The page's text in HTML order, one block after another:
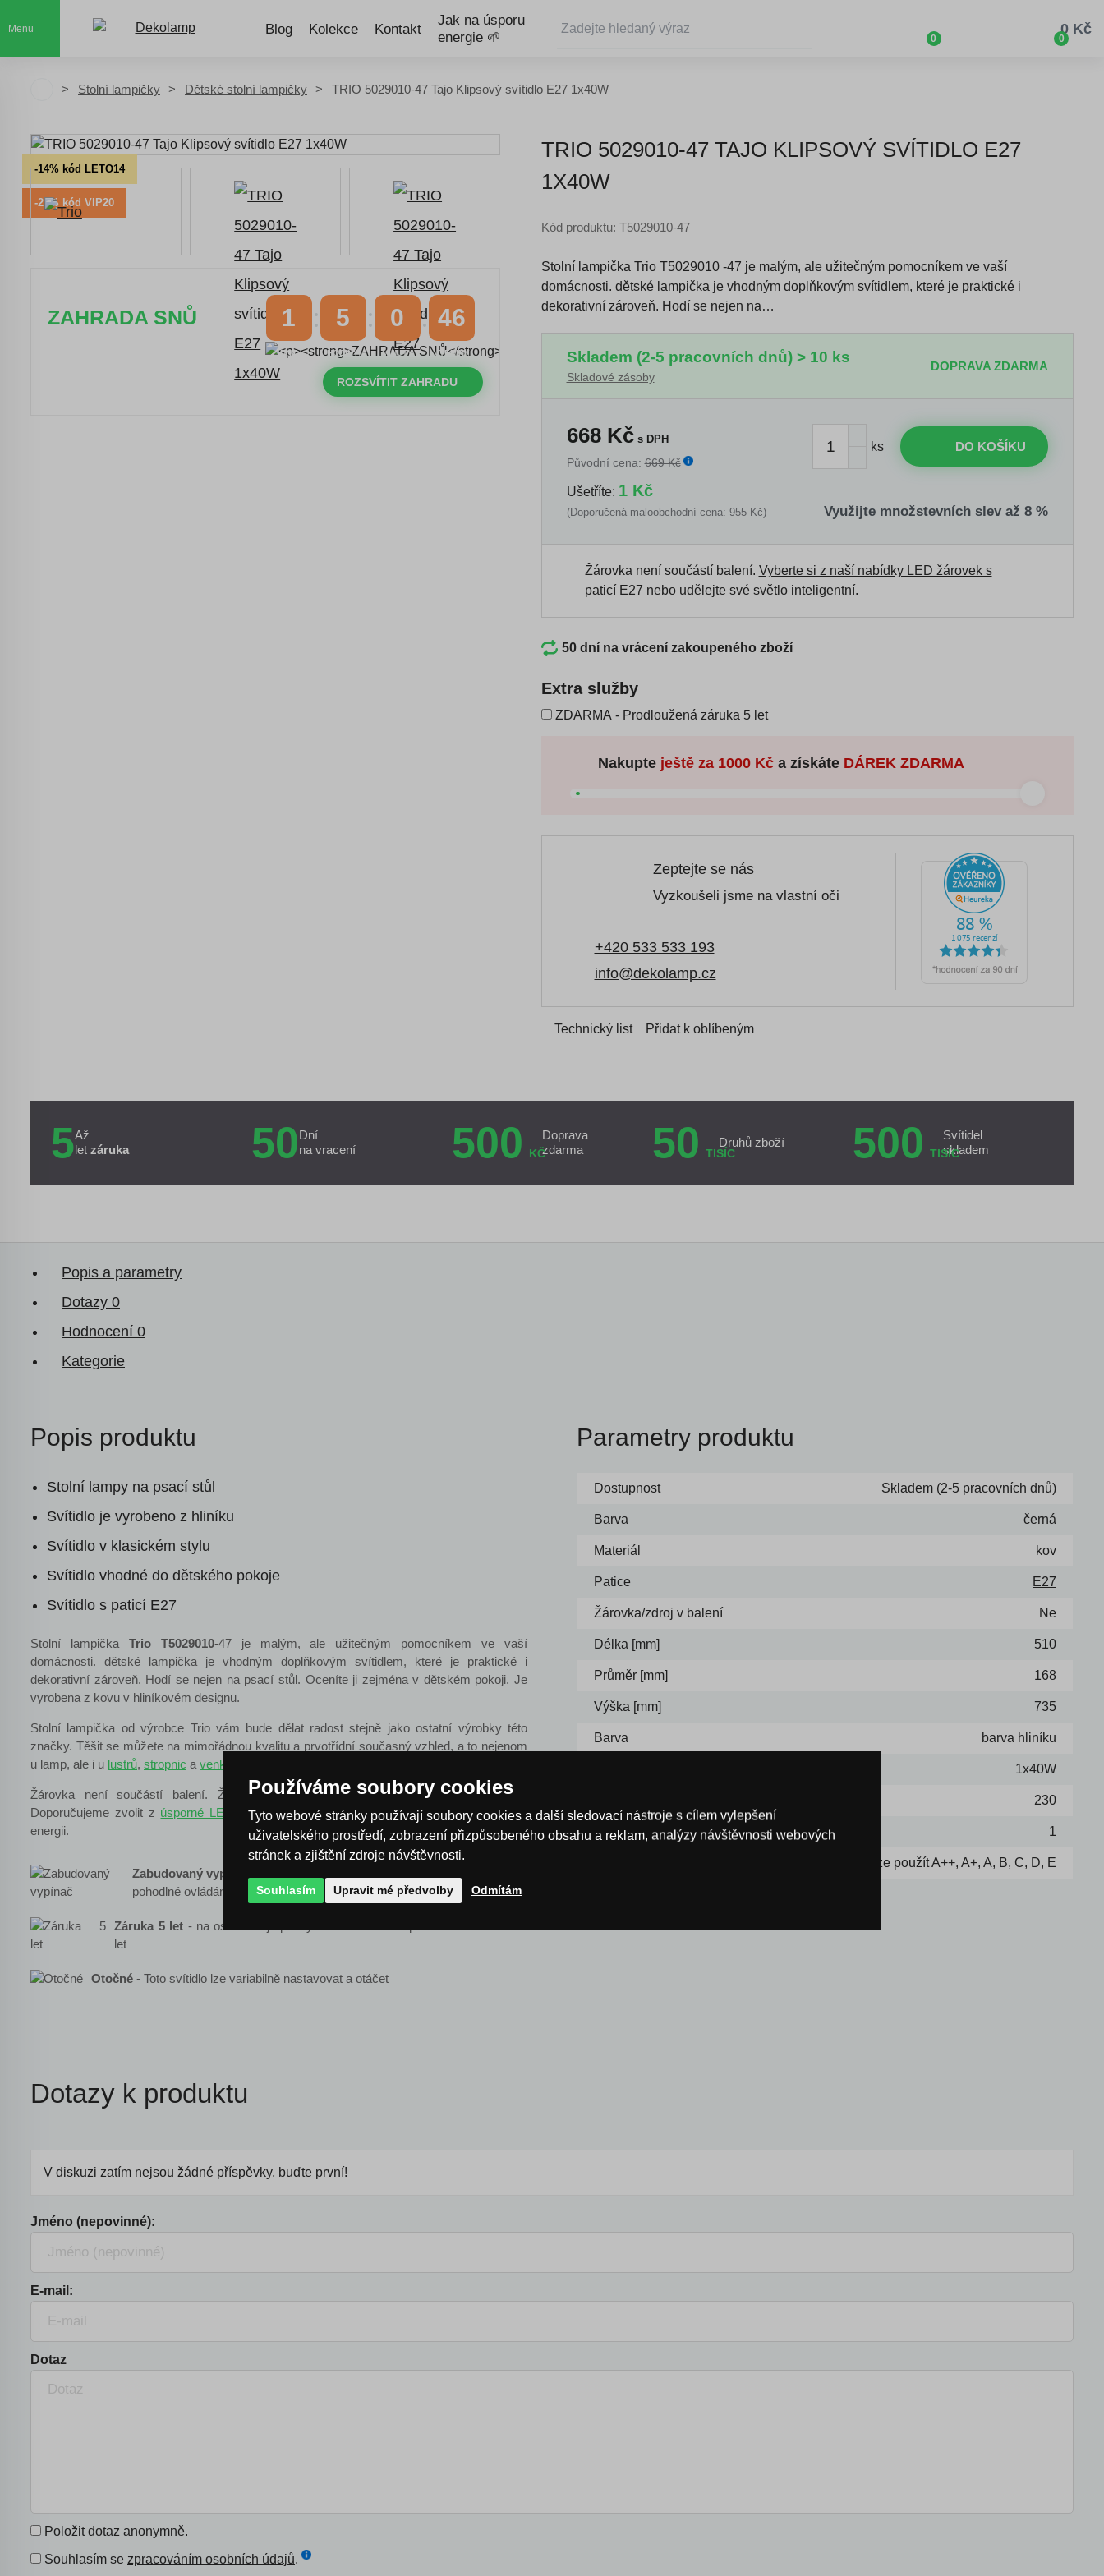
Menu Blog Kolekce Kontakt
Jak na úsporu
energie 🌱
0 0
0 Kč
Stolní lampičky Dětské stolní lampičky TRIO 5029010-47 Tajo Klipsový svítidlo E27 1x40W
TRIO 5029010-47 TAJO KLIPSOVÝ SVÍTIDLO E27
1X40W
-14% kód LETO14
-20% kód VIP20
ZAHRADA SNŮ 1
DNY
5
HODINY
0
MINUTY
45
VTEŘINY
ROZSVÍTIT ZAHRADU
Kód produktu: T5029010-47
Stolní lampička Trio T5029010 -47 je malým, ale užitečným pomocníkem ve vaší
domácnosti. dětské lampička je vhodným doplňkovým svítidlem, které je praktické i
dekorativní zároveň. Hodí se nejen na…
Skladem (2-5 pracovních dnů) > 10 ks
Skladové zásoby
DOPRAVA ZDARMA
668Kčs DPH
Původní cena:669 Kč
Ušetříte: 1 Kč
(Doporučená maloobchodní cena: 955 Kč)
ks DO KOŠÍKU
Využijte množstevních slev až 8 %
Žárovka není součástí balení. Vyberte si z naší nabídky LED žárovek s
paticí E27 nebo udělejte své světlo inteligentní.
50 dní na vrácení zakoupeného zboží
Extra služby
ZDARMA - Prodloužená záruka 5 let
Nakupte ještě za 1000 Kč a získáte DÁREK ZDARMA
Zeptejte se nás
Vyzkoušeli jsme na vlastní oči
+420 533 533 193
info@dekolamp.cz
Technický list Přidat k oblíbeným
5Až
let záruka 50Dní
na vracení
500 KČ
Doprava
zdarma
50 TISÍC
Druhů zboží 500 TISÍC
Svítidel
skladem
Popis a parametry
Dotazy 0
Hodnocení 0
Kategorie
Popis produktu
Stolní lampy na psací stůl
Svítidlo je vyrobeno z hliníku
Svítidlo v klasickém stylu
Svítidlo vhodné do dětského pokoje
Svítidlo s paticí E27
Stolní lampička Trio T5029010-47 je malým, ale užitečným pomocníkem ve vaší
domácnosti. dětské lampička je vhodným doplňkovým svítidlem, které je praktické i
dekorativní zároveň. Hodí se nejen na psací stůl. Oceníte ji zejména v dětském pokoji. Je
vyrobena z kovu v hliníkovém designu.
Stolní lampička od výrobce Trio vám bude dělat radost stejně jako ostatní výrobky této
značky. Těšit se můžete na mimořádnou kvalitu a prvotřídní současný vzhled, a to nejenom
u lamp, ale i u lustrů, stropnic a venkovního osvětlení
Žárovka není součástí balení. Žárovky vhodné do tohoto svítidla mají patici E27.
Doporučujeme zvolit z úsporné LED žárovky, díky kterým ušetříte peníze za elektrickou
energii.
Zabudovaný vypínač
pohodlné ovládání světla
Záruka 5 let - na osvětlení je poskytnuta mimořádně prodloužená záruka 5
let
Otočné - Toto svítidlo lze variabilně nastavovat a otáčet
Parametry produktu
Dostupnost Skladem (2-5 pracovních dnů)
Barva černá
Materiál kov
Patice E27
Žárovka/zdroj v balení Ne
Délka [mm] 510
Průměr [mm] 168
Výška [mm] 735
Barva barva hliníku
1x40W
230
Počet žárovek 1
C, lze použít A++, A+, A, B, C, D, E
Dotazy k produktu
V diskuzi zatím nejsou žádné příspěvky, buďte první!
Jméno (nepovinné):
E-mail:
Dotaz
Položit dotaz anonymně.
Souhlasím se zpracováním osobních údajů.
Používáme soubory cookies
Tyto webové stránky používají soubory cookies a další sledovací nástroje s cílem vylepšení
uživatelského prostředí, zobrazení přizpůsobeného obsahu a reklam, analýzy návštěvnosti webových
stránek a zjištění zdroje návštěvnosti.
Souhlasím Upravit mé předvolby Odmítám